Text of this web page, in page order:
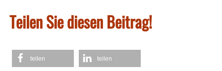
Teilen Sie diesen Beitrag!
teilen teilen